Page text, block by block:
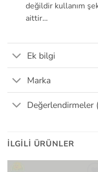
değildir kullanım
aittir…
Ek bilgi
Marka
Değerlendirmeler
İLGILI ÜRÜNLER